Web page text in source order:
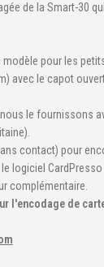
de la Smart-
pour les
avec le capot
le fournissons
contact) pour
logiciel
complémentaire.
l'encodage de